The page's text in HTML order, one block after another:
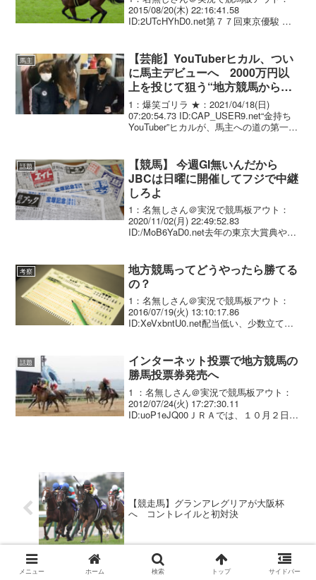
2015/08/20(木) 22:16:41.58
ID:2UTcHYhD0.net第７７回東京優駿 １
⑬ゲシュタルト ５着③...
馬主
【芸能】YouTuberヒカル、つい
に馬主デビューへ 2000万円以
上を投じて狙う“地方競馬からの
成り上がり”
1：爆笑ゴリラ ★：2021/04/18(日)
07:20:54.73 ID:CAP_USER9.net“金持ち
YouTuber”ヒカルが、馬主への道の第一歩
話題
【競馬】 今週GI無いんだから
JBCは日曜に開催してフジで中継
しろよ
1：名無しさん＠実況で競馬板アウト：
2020/11/02(月) 22:49:52.83
ID:/MoB6YaD0.net去年の東京大賞典や一
ウト：2020/11/0...
考察
地方競馬ってどうやったら勝てる
の？
1：名無しさん＠実況で競馬板アウト：
2016/07/19(火) 13:10:17.86
ID:XeVxbntU0.net配当低い、少数立てで
の狙ってとれない 八百の...
話題
インターネット投票で地方競馬の
勝馬投票券発売へ
1 ：名無しさん＠実況で競馬板アウト：
2012/07/24(火) 17:27:30.11
ID:uoP1eJQ00ＪＲＡでは、１０月２日
【競走馬】グランアレグリアが大阪杯
へ コントレイルと初対決
メニュー ホーム 検索 トップ サイドバー